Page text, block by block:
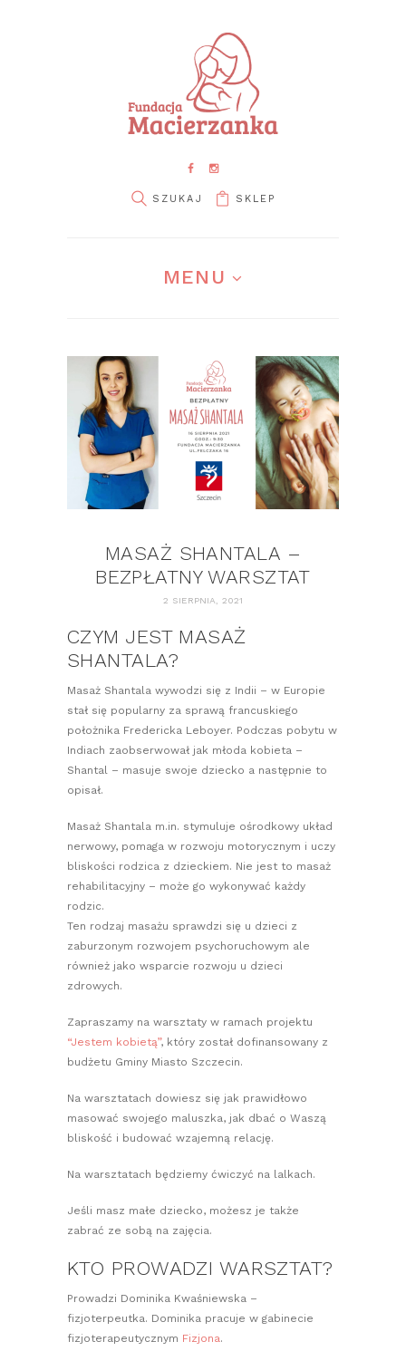
SKLEP
MENU
MASAŻ SHANTALA –
BEZPŁATNY WARSZTAT
2 SIERPNIA, 2021
CZYM JEST MASAŻ
SHANTALA?
Masaż Shantala wywodzi się z Indii – w Europie
stał się popularny za sprawą francuskiego
położnika Fredericka Leboyer. Podczas pobytu w
Indiach zaobserwował jak młoda kobieta –
Shantal – masuje swoje dziecko a następnie to
opisał.
Masaż Shantala m.in. stymuluje ośrodkowy układ
nerwowy, pomaga w rozwoju motorycznym i uczy
bliskości rodzica z dzieckiem. Nie jest to masaż
rehabilitacyjny – może go wykonywać każdy
rodzic.
Ten rodzaj masażu sprawdzi się u dzieci z
zaburzonym rozwojem psychoruchowym ale
również jako wsparcie rozwoju u dzieci
zdrowych.
Zapraszamy na warsztaty w ramach projektu
“Jestem kobietą”, który został dofinansowany z
budżetu Gminy Miasto Szczecin.
Na warsztatach dowiesz się jak prawidłowo
masować swojego maluszka, jak dbać o Waszą
bliskość i budować wzajemną relację.
Na warsztatach będziemy ćwiczyć na lalkach.
Jeśli masz małe dziecko, możesz je także
zabrać ze sobą na zajęcia.
KTO PROWADZI WARSZTAT?
Prowadzi Dominika Kwaśniewska –
fizjoterpeutka. Dominika pracuje w gabinecie
fizjoterapeutycznym Fizjona.